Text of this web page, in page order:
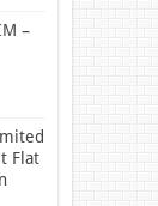
–
Flat